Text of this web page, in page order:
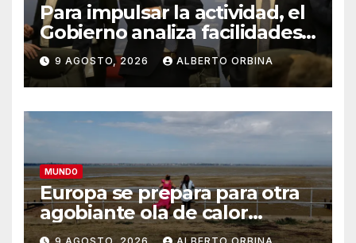
Para impulsar la actividad, el
Gobierno analiza facilidades
para que los bancos puedan
prestar dólares
9 AGOSTO, 2026 ALBERTO ORBINA
MUNDO
Europa se prepara para otra
agobiante ola de calor
extremo, la quinta desde